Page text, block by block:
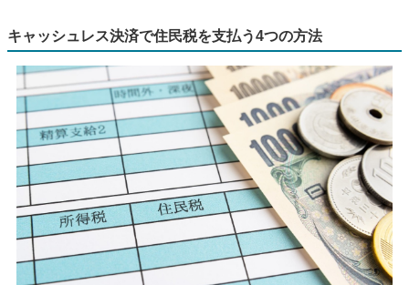
キャッシュレス決済で住民税を支払う4つの方法